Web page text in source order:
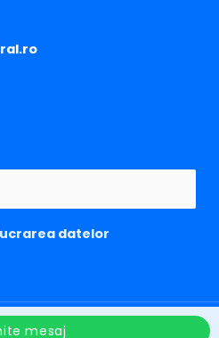
mesaj
datelor
de Confidentialitate